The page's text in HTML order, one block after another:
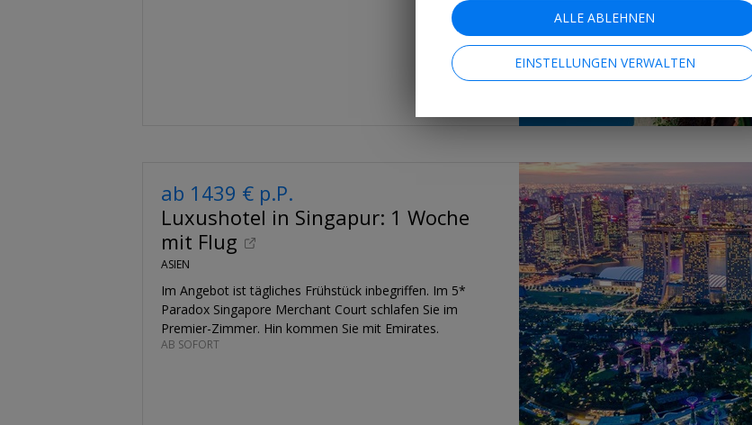
ab 1439 € p.P.
Luxushotel in Singapur: 1 Woche
mit Flug
ASIEN
Im Angebot ist tägliches Frühstück inbegriffen. Im 5*
Paradox Singapore Merchant Court schlafen Sie im
Premier-Zimmer. Hin kommen Sie mit Emirates.
AB SOFORT
ALLE ABLEHNEN
EINSTELLUNGEN VERWALTEN